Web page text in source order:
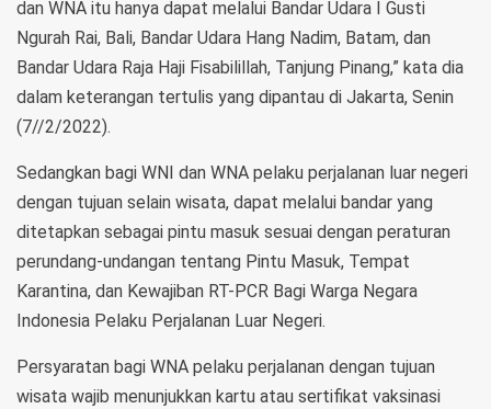
dan WNA itu hanya dapat melalui Bandar Udara I Gusti
Ngurah Rai, Bali, Bandar Udara Hang Nadim, Batam, dan
Bandar Udara Raja Haji Fisabilillah, Tanjung Pinang,” kata dia
dalam keterangan tertulis yang dipantau di Jakarta, Senin
(7//2/2022).
Sedangkan bagi WNI dan WNA pelaku perjalanan luar negeri
dengan tujuan selain wisata, dapat melalui bandar yang
ditetapkan sebagai pintu masuk sesuai dengan peraturan
perundang-undangan tentang Pintu Masuk, Tempat
Karantina, dan Kewajiban RT-PCR Bagi Warga Negara
Indonesia Pelaku Perjalanan Luar Negeri.
Persyaratan bagi WNA pelaku perjalanan dengan tujuan
wisata wajib menunjukkan kartu atau sertifikat vaksinasi